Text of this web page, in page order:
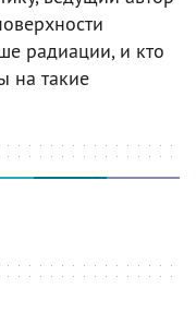
радиации, и кто
на такие